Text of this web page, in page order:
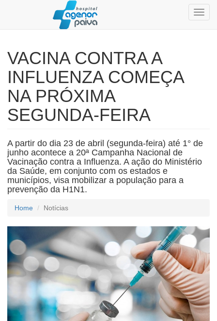
VACINA CONTRA A
INFLUENZA COMEÇA
NA PRÓXIMA
SEGUNDA-FEIRA
A partir do dia 23 de abril (segunda-feira) até 1° de
junho acontece a 20ª Campanha Nacional de
Vacinação contra a Influenza. A ação do Ministério
da Saúde, em conjunto com os estados e
municípios, visa mobilizar a população para a
prevenção da H1N1.
Home Notícias